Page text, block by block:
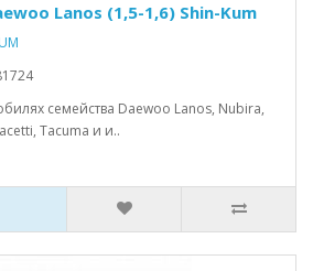
Lanos (1,5-1,6) Shin-Kum
семейства Daewoo Lanos, Nubira,
Tacuma и и..